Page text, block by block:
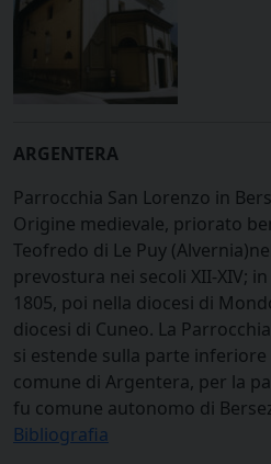
ARGENTERA
Parrocchia San Lorenzo in
Origine medievale, priorato
Teofredo di Le Puy
prevostura nei secoli XII-XIV;
1805, poi nella diocesi di
diocesi di Cuneo. La
si estende sulla parte
comune di Argentera, per la
fu comune autonomo di
Bibliografia